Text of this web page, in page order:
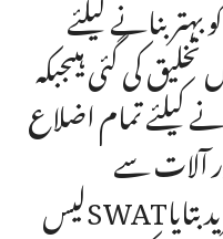
بنانے کیلئے
تخلیق کی گئی ہیںجبکہ
کیلئے تمام اضلاع
آلات سے
لیسSWATٹیمیں تشکیل دی گئی ہیں۔مزید بتایا